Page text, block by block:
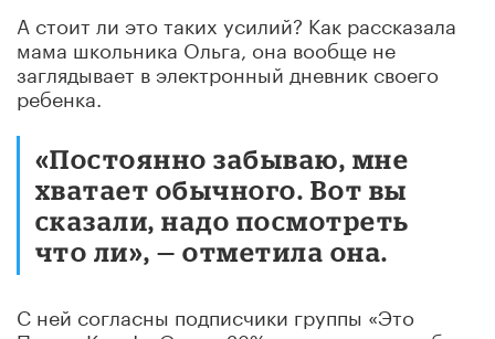
А стоит ли это таких усилий? Как рассказала
мама школьника Ольга, она вообще не
заглядывает в электронный дневник своего
ребенка.
«Постоянно забываю, мне
хватает обычного. Вот вы
сказали, надо посмотреть
что ли», — отметила она.
С ней согласны подписчики группы «Это